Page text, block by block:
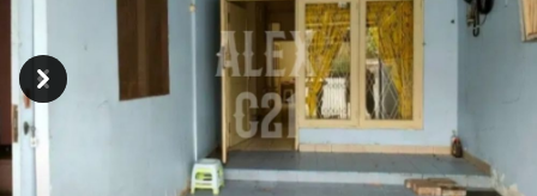
Previous
Next